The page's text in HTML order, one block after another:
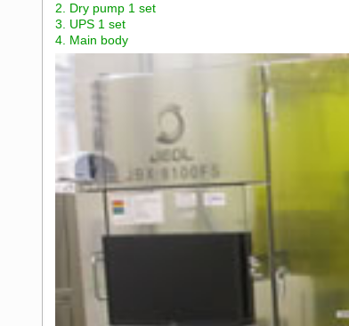
2. Dry pump 1 set
3. UPS 1 set
4. Main body